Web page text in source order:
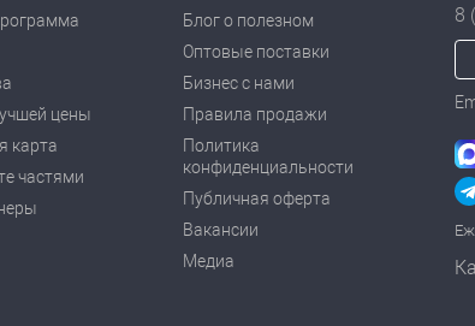
цены
карта
частями
Блог о полезном
Оптовые поставки
Бизнес с нами
Правила продажи
Политика
конфиденциальности
Публичная оферта
Вакансии
Медиа
8